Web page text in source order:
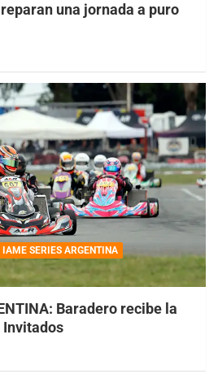
una jornada a puro
IAME SERIES ARGENTINA
Baradero recibe la
Invitados